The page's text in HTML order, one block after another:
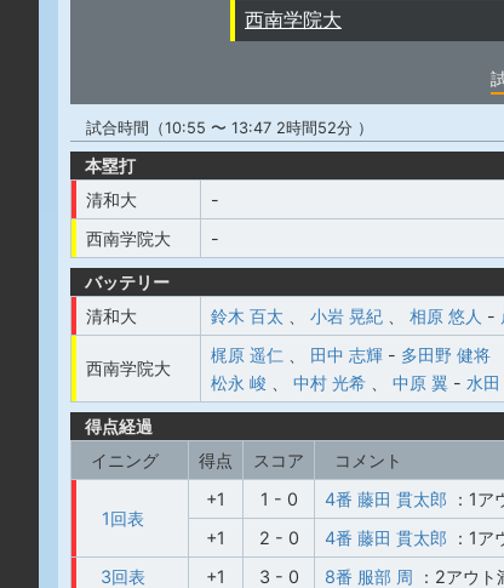
西南学院大
試合時間（10:55 〜 13:47 2時間52分 ）
本塁打
清和大
-
西南学院大
-
バッテリー
清和大
鈴木 百太 小岩 晃紀 相原 悠人 -
西南学院大
梶原 遥仁 田中 志輝 - 多田野 健将
松永 峻
中村 光希 中原 翼 - 水
得点経過
イニング
得点 スコア コメント
1回表
+1 1 - 0 4番 藤田 貫太郎 ：1ア
+1
2 - 0 4番 藤田 貫太郎 ：1ア
3回表
+1 3 - 0 8番 服部 周 ：2アウ